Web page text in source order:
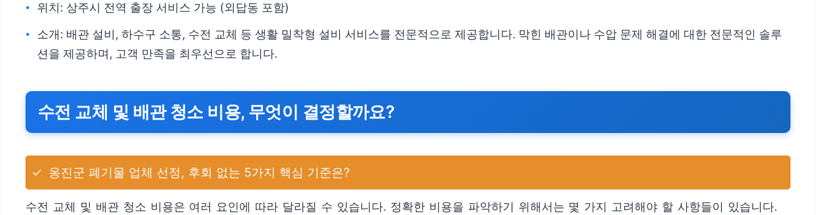
위치: 상주시 전역 출장 서비스 가능 (외답동 포함)
소개: 배관 설비, 하수구 소통, 수전 교체 등 생활 밀착형 설비 서비스를 전문적으로 제공합니다. 막힌 배관이나 수압 문제 해결에 대한 전문적인 솔루
션을 제공하며, 고객 만족을 최우선으로 합니다.
수전 교체 및 배관 청소 비용, 무엇이 결정할까요?
✓ 옹진군 폐기물 업체 선정, 후회 없는 5가지 핵심 기준은?
수전 교체 및 배관 청소 비용은 여러 요인에 따라 달라질 수 있습니다. 정확한 비용을 파악하기 위해서는 몇 가지 고려해야 할 사항들이 있습니다.